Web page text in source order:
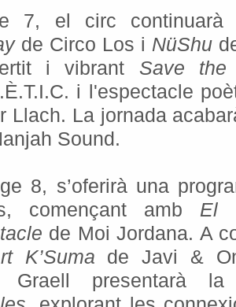
7, el circ continuarà
de Circo Los i NüShu
i vibrant Save the
i l'espectacle
Llach. La jornada
Sound.
8, s’oferirà una
començant amb El
de Moi Jordana. A
K’Suma de Javi &
Graell presentarà